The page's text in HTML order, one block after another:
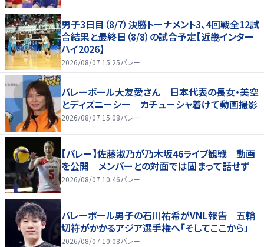
男子3日目（8/7）決勝トーナメント3、4回戦全12試
合結果と最終日（8/8）の試合予定【近畿インター
ハイ2026】
2026/08/07 15:25バレー
バレーボール大友愛さん 日本代表の長女・美空
とディズニーシー カチューシャ着けて動画撮影
2026/08/07 15:08バレー
【バレー】佐藤淑乃が乃木坂46ライブ観戦 動画
を公開 メンバーとの対面では固まって話せず
2026/08/07 10:46バレー
バレーボール男子の石川祐希がVNL報告 五輪
切符がかかるアジア選手権へ「そしてここから」
2026/08/07 10:08バレー